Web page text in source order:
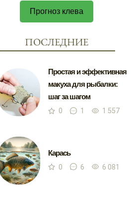
Прогноз клева
ПОСЛЕДНИЕ
Простая и эффективная
макуха для рыбалки:
шаг за шагом
0 1 1 557
Карась
0 6 6 081